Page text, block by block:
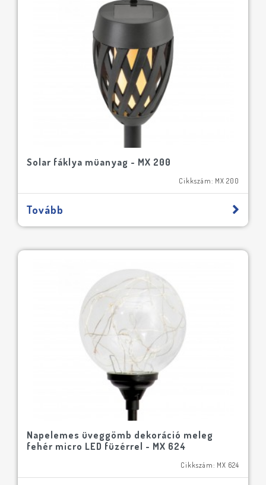
Solar fáklya müanyag - MX 200
Cikkszám: MX 200
Tovább
Napelemes üveggömb dekoráció meleg
fehér micro LED füzérrel - MX 624
Cikkszám: MX 624